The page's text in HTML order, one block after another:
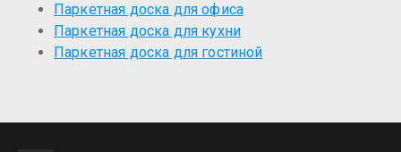
Паркетная доска для офиса
Паркетная доска для кухни
Паркетная доска для гостиной